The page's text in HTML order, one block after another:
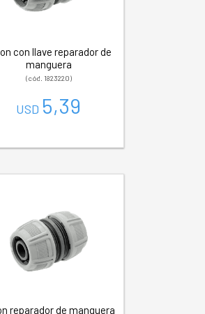
con llave reparador de
manguera
(cód. 1823220)
USD 5,39
reparador de manguera